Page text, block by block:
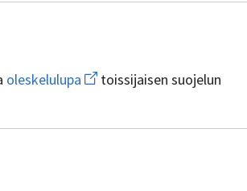
oleskelulupa Avaa
uuden
oleskelulupa
toissijaisen suojelun